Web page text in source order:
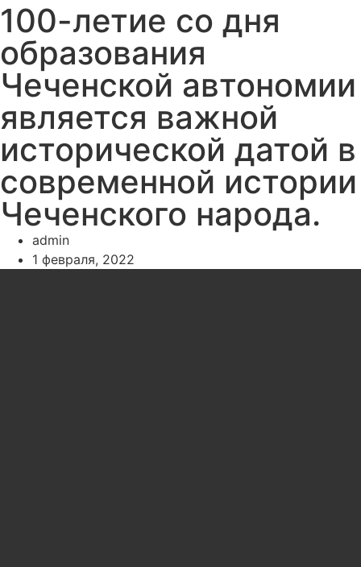
100-летие со дня
образования
Чеченской автономии
является важной
исторической датой в
современной истории
Чеченского народа.
admin
1 февраля, 2022